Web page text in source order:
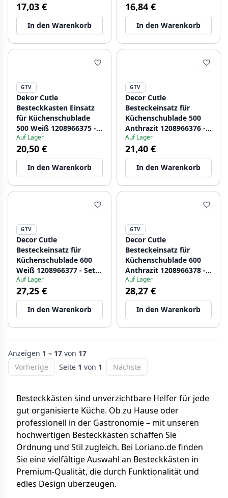
17,03 €
In den Warenkorb
16,84 €
In den Warenkorb
GTV
Dekor Cutle
Besteckkasten Einsatz
für Küchenschublade
500 Weiß 1208966375 -
Set mit 2
Auf Lager
20,50 €
In den Warenkorb
GTV
Decor Cutle
Besteckeinsatz für
Küchenschublade 500
Anthrazit 1208966376 -
Set mit 2
Auf Lager
21,40 €
In den Warenkorb
GTV
Decor Cutle
Besteckeinsatz für
Küchenschublade 600
Weiß 1208966377 - Set
mit 2
Auf Lager
27,25 €
In den Warenkorb
GTV
Decor Cutle
Besteckeinsatz für
Küchenschublade 600
Anthrazit 1208966378 -
Set mit 2
Auf Lager
28,27 €
In den Warenkorb
Anzeigen 1 – 17 von 17
Vorherige
Seite 1 von 1 Nächste
Besteckkästen sind unverzichtbare Helfer für jede
gut organisierte Küche. Ob zu Hause oder
professionell in der Gastronomie – mit unseren
hochwertigen Besteckkästen schaffen Sie
Ordnung und Stil zugleich. Bei Loriano.de finden
Sie eine vielfältige Auswahl an Besteckkästen in
Premium-Qualität, die durch Funktionalität und
edles Design überzeugen.